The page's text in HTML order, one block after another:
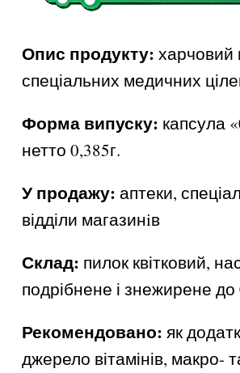
Опис продукту: харчовий
спеціальних медичних
Форма випуску: капсула
нетто 0,385г.
У продажу: аптеки,
відділи магазинiв
Склад: пилок квітковий,
подрібнене і знежирене до
Рекомендовано: як
джерело вітамінів, макро-